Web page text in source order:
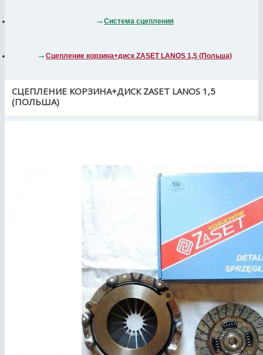
Система сцепления
Сцепление корзина+диск ZASET LANOS 1,5 (Польша)
СЦЕПЛЕНИЕ КОРЗИНА+ДИСК ZASET LANOS 1,5
(ПОЛЬША)